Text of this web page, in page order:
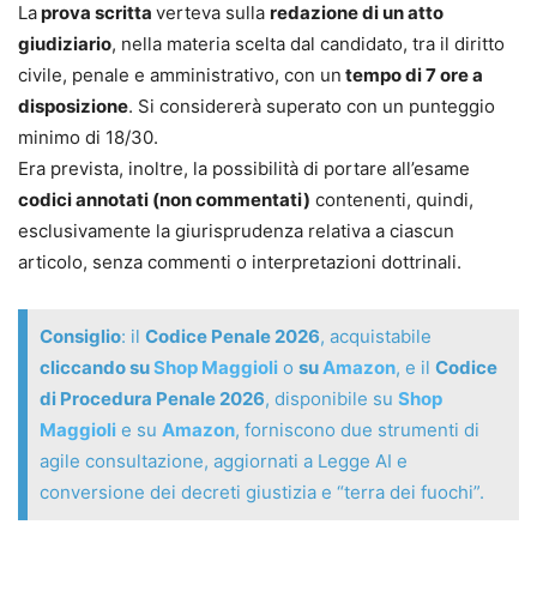
Laprova scritta verteva sulla redazione di un atto
giudiziario, nella materia scelta dal candidato, tra il diritto
civile, penale e amministrativo, con un tempo di 7 ore a
disposizione. Si considererà superato con un punteggio
minimo di 18/30.
Era prevista, inoltre, la possibilità di portare all’esame
codici annotati (non commentati) contenenti, quindi,
esclusivamente la giurisprudenza relativa a ciascun
articolo, senza commenti o interpretazioni dottrinali.
Consiglio: il Codice Penale 2026, acquistabile
cliccando suShop Maggioli o suAmazon, e il Codice
di Procedura Penale 2026, disponibile su Shop
Maggioli e su Amazon, forniscono due strumenti di
agile consultazione, aggiornati a Legge AI e
conversione dei decreti giustizia e “terra dei fuochi”.